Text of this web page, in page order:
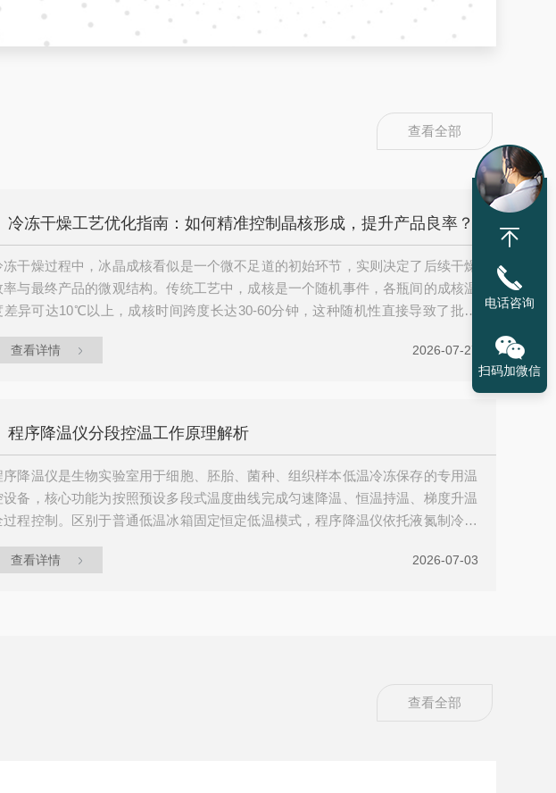
查看全部
冷冻干燥工艺优化指南：如何精准控制晶核形成，提升产品良率？
冻干燥过程中，冰晶成核看似是一个微不足道的初始环节，实则决定了后续干燥
率与最终产品的微观结构。传统工艺中，成核是一个随机事件，各瓶间的成核温
差异可达10℃以上，成核时间跨度长达30-60分钟，这种随机性直接导致了批内
为可设计、可复现的精准过程。一、理解成核的本质与影响成核温度(Tᵢₙ)直接决
查看详情 2026-07-27
程序降温仪分段控温工作原理解析
序降温仪是生物实验室用于细胞、胚胎、菌种、组织样本低温冷冻保存的专用温
设备，核心功能为按照预设多段式温度曲线完成匀速降温、恒温持温、梯度升温
过程控制。区别于普通低温冰箱固定恒定低温模式，程序降温仪依托液氮制冷回
生成、细胞渗透压失衡、低温冻伤等问题。一、程序降温仪整机结构概述程序降
查看详情 2026-07-03
查看全部
电话咨询
扫码加微信